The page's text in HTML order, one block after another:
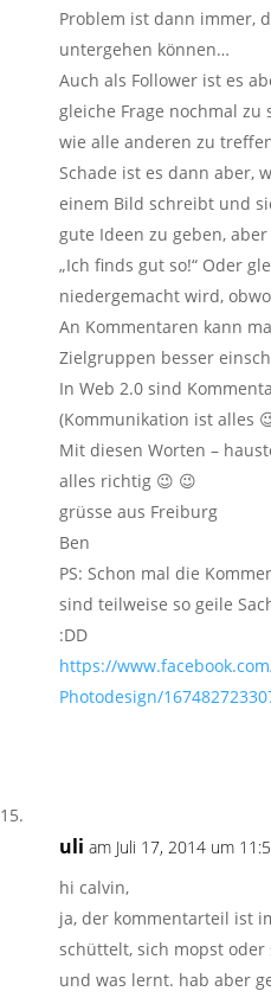
Problem ist dann immer,
untergehen können…
Auch als Follower ist es
gleiche Frage nochmal zu
wie alle anderen zu
Schade ist es dann aber,
einem Bild schreibt und
gute Ideen zu geben,
„Ich finds gut so!“ Oder
niedergemacht wird,
An Kommentaren kann
Zielgruppen besser
In Web 2.0 sind
(Kommunikation ist alles
Mit diesen Worten –
alles richtig 😉 😉
grüsse aus Freiburg
Ben
PS: Schon mal die
sind teilweise so geile
:DD
https://
Photodesign/
uli am Juli 17, 2014 um
hi calvin,
ja, der kommentarteil ist
schüttelt, sich mopst
und was lernt. hab aber